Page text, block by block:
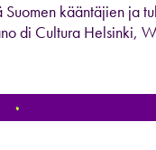
Suomen kääntäjien ja
di Cultura Helsinki,